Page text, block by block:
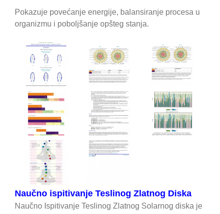
Pokazuje povećanje energije, balansiranje procesa u
organizmu i poboljšanje opšteg stanja.
Naučno ispitivanje Teslinog Zlatnog Diska
Naučno Ispitivanje Teslinog Zlatnog Solarnog diska je